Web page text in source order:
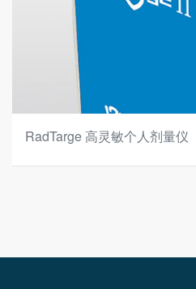
RadTarge 高灵敏个人剂量仪